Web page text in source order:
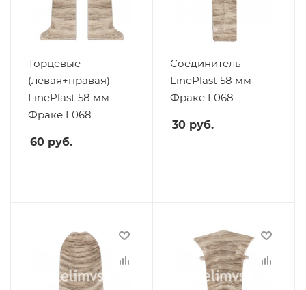
Торцевые
(левая+правая)
LinePlast 58 мм
Фраке L068
60 руб.
Соединитель
LinePlast 58 мм
Фраке L068
30 руб.